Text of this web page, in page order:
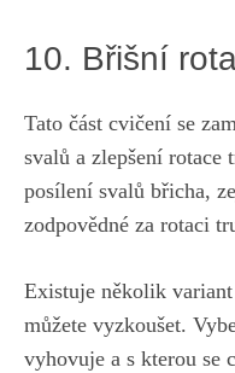
10. Břišní
Tato ‌část cvičení⁣ se
svalů a zlepšení
posílení svalů břicha,
zodpovědné za rotaci
Existuje několik
můžete vyzkoušet.
vyhovuje a s kterou‌ se